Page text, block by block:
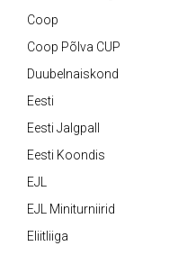
Coop
Coop Põlva CUP
Duubelnaiskond
Eesti
Eesti Jalgpall
Eesti Koondis
EJL
EJL Miniturniirid
Eliitliiga